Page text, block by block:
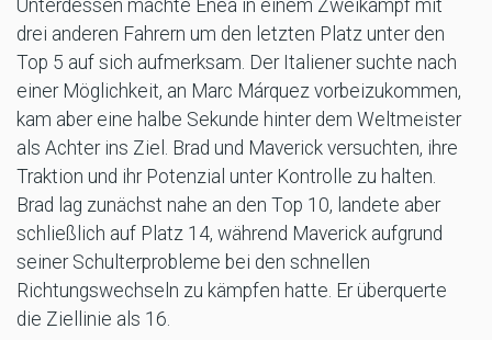
Unterdessen machte Enea in einem Zweikampf mit
drei anderen Fahrern um den letzten Platz unter den
Top 5 auf sich aufmerksam. Der Italiener suchte nach
einer Möglichkeit, an Marc Márquez vorbeizukommen,
kam aber eine halbe Sekunde hinter dem Weltmeister
als Achter ins Ziel. Brad und Maverick versuchten, ihre
Traktion und ihr Potenzial unter Kontrolle zu halten.
Brad lag zunächst nahe an den Top 10, landete aber
schließlich auf Platz 14, während Maverick aufgrund
seiner Schulterprobleme bei den schnellen
Richtungswechseln zu kämpfen hatte. Er überquerte
die Ziellinie als 16.